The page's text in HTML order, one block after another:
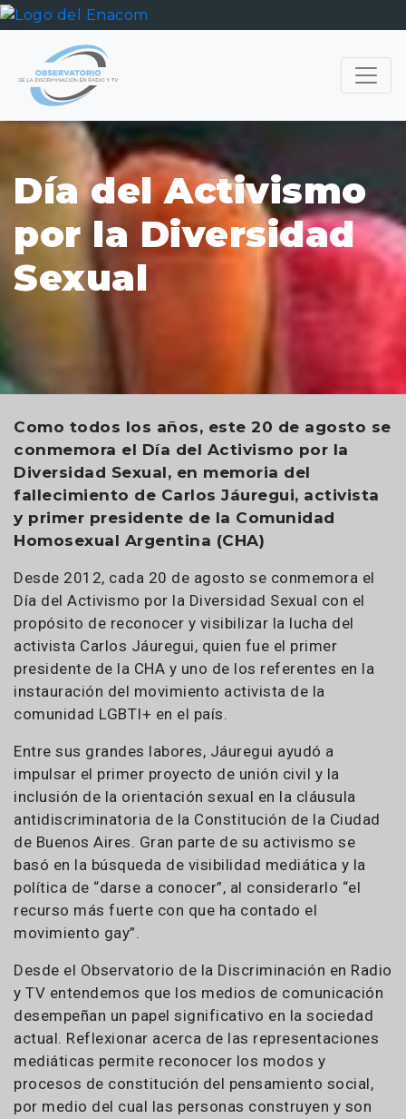
Día del Activismo
por la Diversidad
Sexual
Como todos los años, este 20 de agosto se
conmemora el Día del Activismo por la
Diversidad Sexual, en memoria del
fallecimiento de Carlos Jáuregui, activista
y primer presidente de la Comunidad
Homosexual Argentina (CHA)
Desde 2012, cada 20 de agosto se conmemora el
Día del Activismo por la Diversidad Sexual con el
propósito de reconocer y visibilizar la lucha del
activista Carlos Jáuregui, quien fue el primer
presidente de la CHA y uno de los referentes en la
instauración del movimiento activista de la
comunidad LGBTI+ en el país.
Entre sus grandes labores, Jáuregui ayudó a
impulsar el primer proyecto de unión civil y la
inclusión de la orientación sexual en la cláusula
antidiscriminatoria de la Constitución de la Ciudad
de Buenos Aires. Gran parte de su activismo se
basó en la búsqueda de visibilidad mediática y la
política de “darse a conocer”, al considerarlo “el
recurso más fuerte con que ha contado el
movimiento gay”.
Desde el Observatorio de la Discriminación en Radio
y TV entendemos que los medios de comunicación
desempeñan un papel significativo en la sociedad
actual. Reflexionar acerca de las representaciones
mediáticas permite reconocer los modos y
procesos de constitución del pensamiento social,
por medio del cual las personas construyen y son